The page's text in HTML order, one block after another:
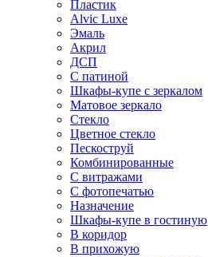
Пластик
Alvic Luxe
Эмаль
Акрил
ДСП
С патиной
Шкафы-купе с зеркалом
Матовое зеркало
Стекло
Цветное стекло
Пескоструй
Комбинированные
С витражами
С фотопечатью
Назначение
Шкафы-купе в гостиную
В коридор
В прихожую